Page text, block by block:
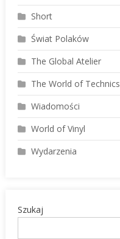
Short
Świat Polaków
The Global Atelier
The World of Technics
Wiadomości
World of Vinyl
Wydarzenia
Szukaj